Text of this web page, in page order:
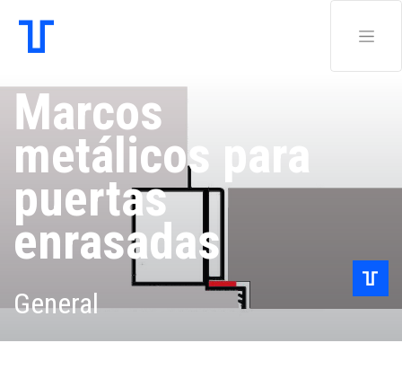
Marcos
metálicos para
puertas
enrasadas
General